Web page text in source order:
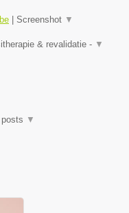
| Screenshot ▼
& revalidatie - ▼
▼